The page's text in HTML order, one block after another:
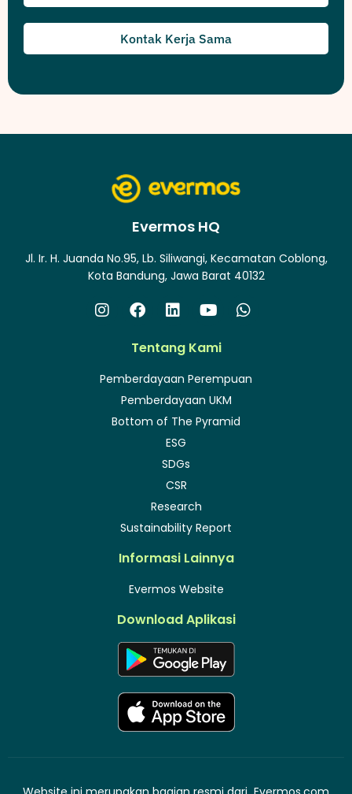
Kontak Kerja Sama
Evermos HQ
Jl. Ir. H. Juanda No.95, Lb. Siliwangi, Kecamatan Coblong,
Kota Bandung, Jawa Barat 40132
Tentang Kami
Pemberdayaan Perempuan
Pemberdayaan UKM
Bottom of The Pyramid
ESG
SDGs
CSR
Research
Sustainability Report
Informasi Lainnya
Evermos Website
Download Aplikasi